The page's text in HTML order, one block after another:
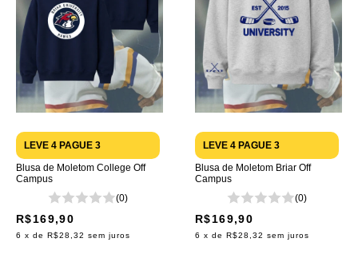
LEVE 4 PAGUE 3
Blusa de Moletom College Off
Campus
(0)
R$169,90
6 x de R$28,32 sem juros
LEVE 4 PAGUE 3
Blusa de Moletom Briar Off
Campus
(0)
R$169,90
6 x de R$28,32 sem juros